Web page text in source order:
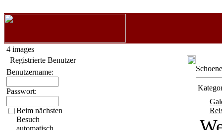
4 images
Registrierte Benutzer
Benutzername:
Passwort:
Beim nächsten
Besuch
automatisch